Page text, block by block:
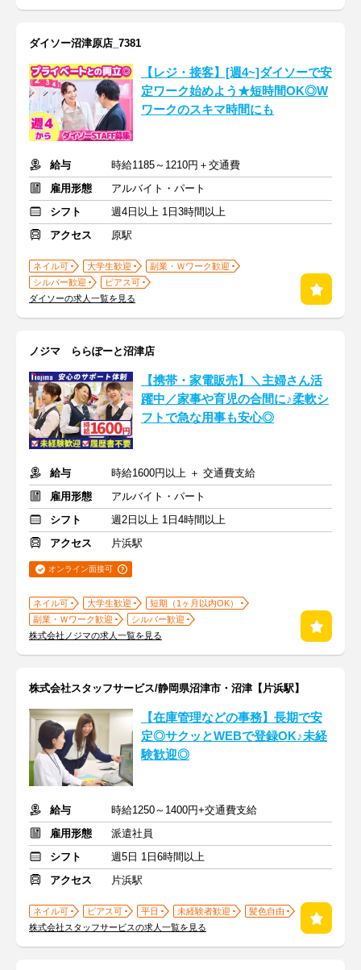
ダイソー沼津原店_7381
【レジ・接客】[週4~]ダイソーで安
定ワーク始めよう★短時間OK◎W
ワークのスキマ時間にも
給与
時給1185～1210円＋交通費
雇用形態
アルバイト・パート
シフト
週4日以上 1日3時間以上
アクセス
原駅
ネイル可 大学生歓迎
副業・Ｗワーク歓迎
シルバー歓迎
ピアス可
ダイソーの求人一覧を見る
ノジマ ららぽーと沼津店
【携帯・家電販売】＼主婦さん活
躍中／家事や育児の合間に♪柔軟シ
フトで急な用事も安心◎
給与
時給1600円以上 ＋ 交通費支給
雇用形態
アルバイト・パート
シフト
週2日以上 1日4時間以上
アクセス
片浜駅
オンライン面接可
ネイル可 大学生歓迎
短期（1ヶ月以内OK）
副業・Ｗワーク歓迎
シルバー歓迎
株式会社ノジマの求人一覧を見る
株式会社スタッフサービス/静岡県沼津市・沼津【片浜駅】
【在庫管理などの事務】長期で安
定◎サクッとWEBで登録OK♪未経
験歓迎◎
給与
時給1250～1400円+交通費支給
雇用形態
派遣社員
シフト
週5日 1日6時間以上
アクセス
片浜駅
ネイル可 ピアス可 平日 未経験者歓迎
髪色自由
株式会社スタッフサービスの求人一覧を見る